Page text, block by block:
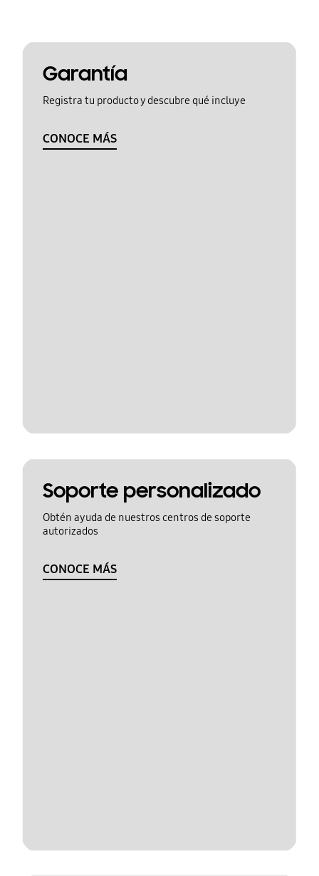
Garantía
Registra tu producto y descubre qué incluye
CONOCE MÁS
Soporte personalizado
Obtén ayuda de nuestros centros de soporte
autorizados
CONOCE MÁS